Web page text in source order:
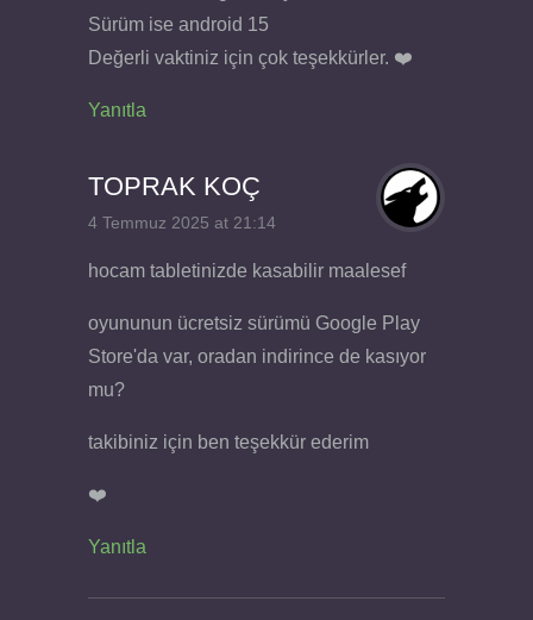
Sürüm ise android 15
Değerli vaktiniz için çok teşekkürler. ❤️
Yanıtla
TOPRAK KOÇ
4 Temmuz 2025 at 21:14
hocam tabletinizde kasabilir maalesef
oyununun ücretsiz sürümü Google Play
Store'da var, oradan indirince de kasıyor
mu?
takibiniz için ben teşekkür ederim
❤️
Yanıtla